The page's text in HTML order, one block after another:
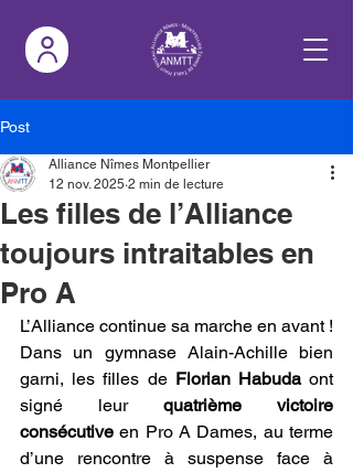
Post
Les filles de l’Alliance
toujours intraitables en
Pro A
Alliance Nîmes Montpellier
12 nov. 2025 2 min de lecture
L’Alliance continue sa marche en avant !
Dans un gymnase Alain-Achille bien
garni, les filles de Florian Habuda ont
signé leur quatrième victoire
consécutive en Pro A Dames, au terme